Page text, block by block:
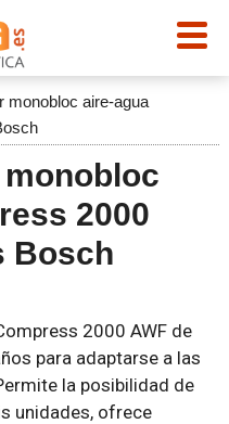
monobloc aire-agua
2000
Bosch
2000 AWF de
para adaptarse a las
la posibilidad de
unidades, ofrece